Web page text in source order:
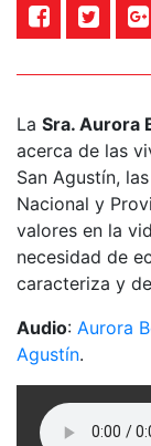
La Sra. Aurora
acerca de las
San Agustín,
Nacional y
valores en la
necesidad de
caracteriza y
Audio: Aurora
Agustín.